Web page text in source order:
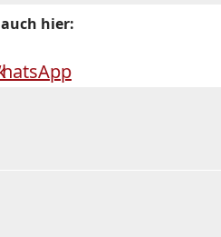
auch hier: